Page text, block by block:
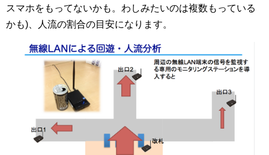
スマホをもってないかも。わしみたいのは複数もっている
かも)、人流の割合の目安になります。